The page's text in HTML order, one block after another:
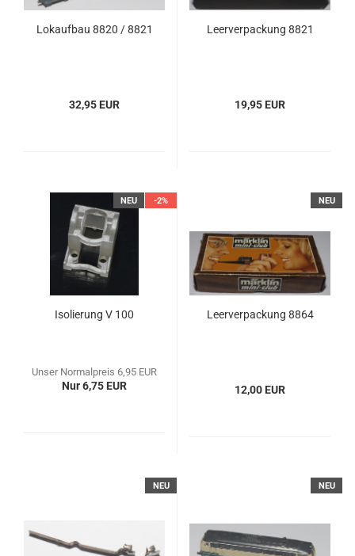
Lokaufbau 8820 / 8821
32,95 EUR
Leerverpackung 8821
19,95 EUR
NEU -2%
Isolierung V 100
Unser Normalpreis 6,95 EUR
Nur 6,75 EUR
NEU
Leerverpackung 8864
12,00 EUR
NEU NEU